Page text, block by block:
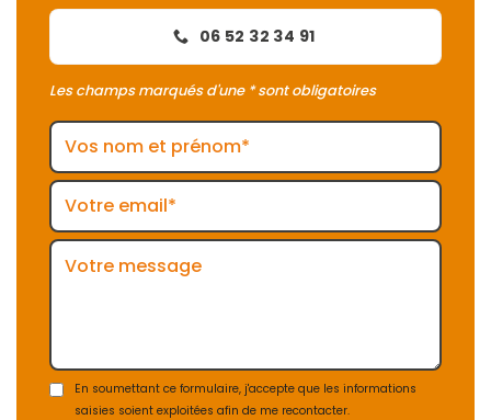
06 52 32 34 91
Les champs marqués d'une * sont obligatoires
En soumettant ce formulaire, j'accepte que les informations
saisies soient exploitées afin de me recontacter.